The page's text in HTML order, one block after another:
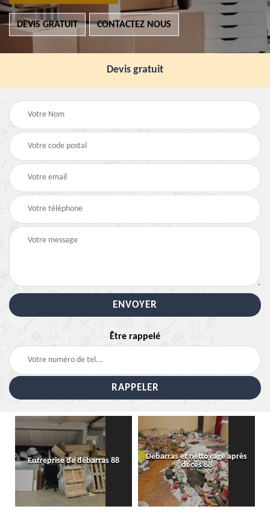
DEVIS GRATUIT CONTACTEZ NOUS
Devis gratuit
Être rappelé
Entreprise de débarras 88
Débarras et nettoyage après
décès 88